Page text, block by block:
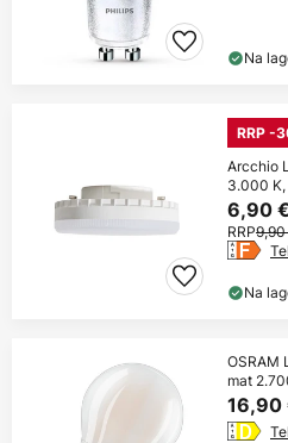
Na
RRP -
Arcchio
3.000
6,90 €
RRP
Na
OSRAM
mat
16,90